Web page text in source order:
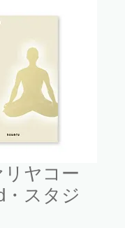
ヤコー
・スタジ